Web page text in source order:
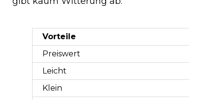
Vorteile
Preiswert
Leicht
Klein